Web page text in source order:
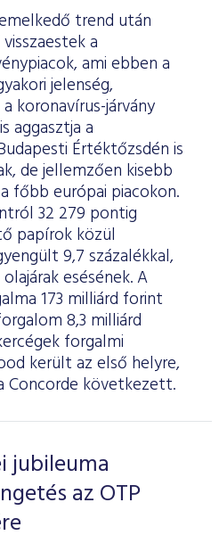
trend után
a
ami ebben a
jelenség,
koronavírus-járvány
aggasztja a
Értéktőzsdén is
de jellemzően kisebb
főbb európai piacokon.
32 279 pontig
papírok közül
9,7 százalékkal,
esésének. A
173 milliárd forint
8,3 milliárd
forgalmi
került az első helyre,
Concorde következett.
jubileuma
az OTP